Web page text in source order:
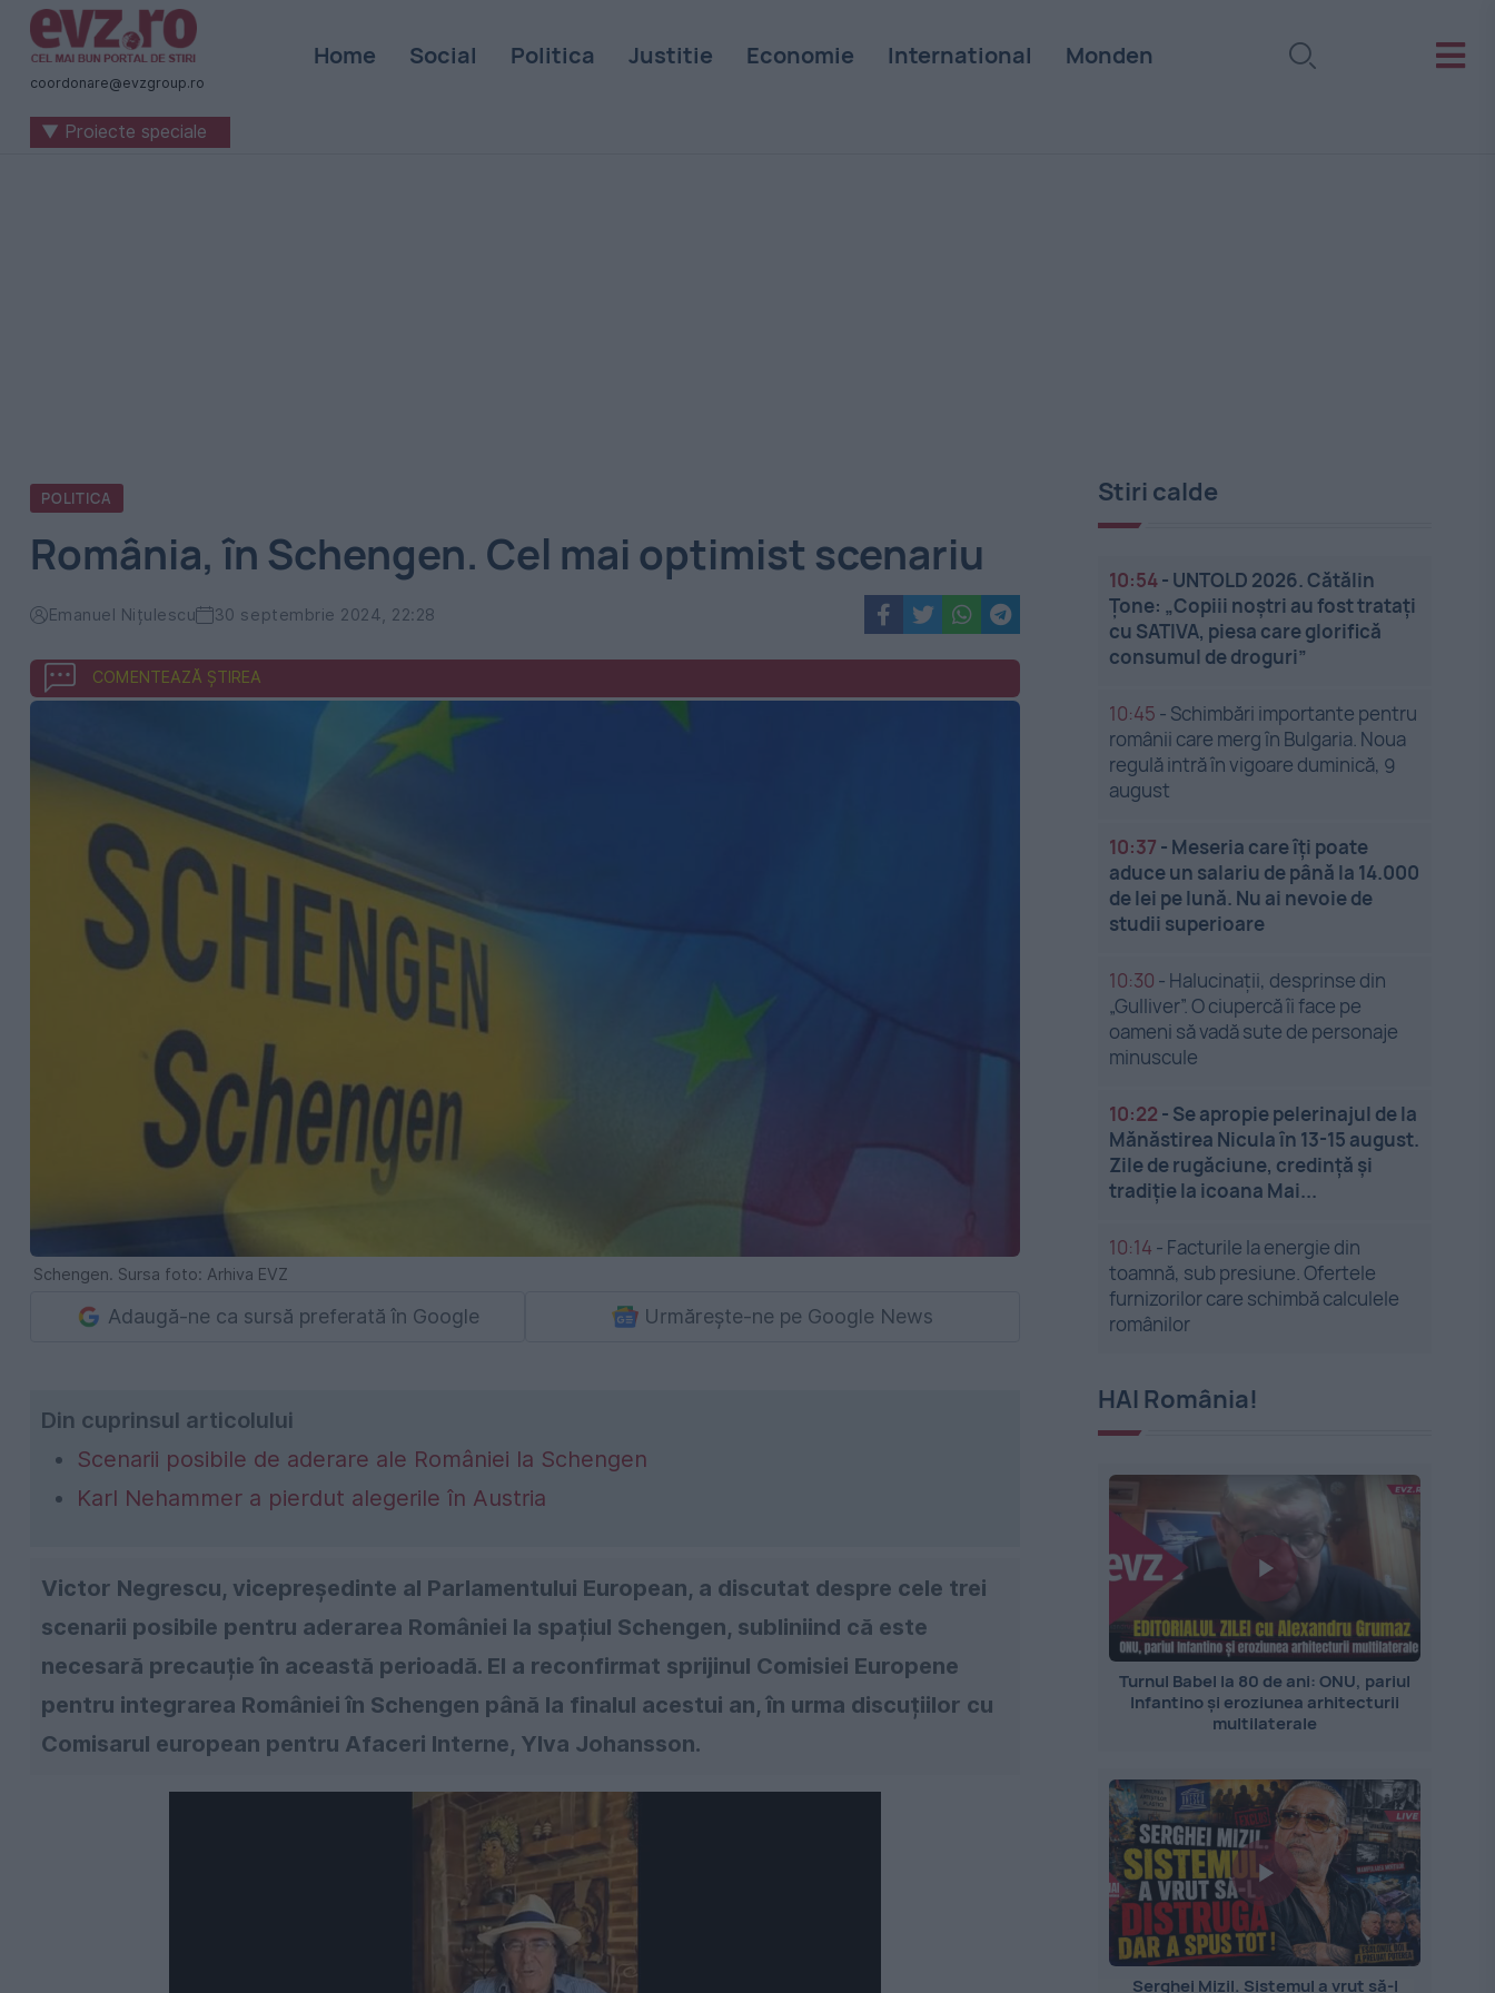
Știri
naționale
internaționale
coordonare@evzgroup.ro
Home Social Politica Justitie Economie International Monden
▼ Proiecte speciale
POLITICA
România, în Schengen. Cel mai optimist scenariu
Emanuel Nițulescu 30 septembrie 2024, 22:28
COMENTEAZĂ ȘTIREA
Schengen. Sursa foto: Arhiva EVZ
Adaugă-ne ca sursă preferată în Google Urmărește-ne pe Google News
Din cuprinsul articolului
Scenarii posibile de aderare ale României la Schengen
Karl Nehammer a pierdut alegerile în Austria
Victor Negrescu, vicepreședinte al Parlamentului European, a discutat despre cele trei
scenarii posibile pentru aderarea României la spațiul Schengen, subliniind că este
necesară precauție în această perioadă. El a reconfirmat sprijinul Comisiei Europene
pentru integrarea României în Schengen până la finalul acestui an, în urma discuțiilor cu
Comisarul european pentru Afaceri Interne, Ylva Johansson.
Stiri calde
10:54- UNTOLD 2026. Cătălin
Țone: „Copiii noștri au fost tratați
cu SATIVA, piesa care glorifică
consumul de droguri”
10:45 - Schimbări importante pentru
românii care merg în Bulgaria. Noua
regulă intră în vigoare duminică, 9
august
10:37 - Meseria care îți poate
aduce un salariu de până la 14.000
de lei pe lună. Nu ai nevoie de
studii superioare
10:30 - Halucinații, desprinse din
„Gulliver”. O ciupercă îi face pe
oameni să vadă sute de personaje
minuscule
10:22 - Se apropie pelerinajul de la
Mănăstirea Nicula în 13-15 august.
Zile de rugăciune, credință și
tradiție la icoana Mai...
10:14 - Facturile la energie din
toamnă, sub presiune. Ofertele
furnizorilor care schimbă calculele
românilor
HAI România!
Turnul Babel la 80 de ani: ONU, pariul
Infantino și eroziunea arhitecturii
multilaterale
Serghei Mizil. Sistemul a vrut să-l